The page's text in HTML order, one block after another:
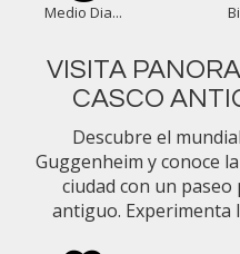
Medio Dia...
VISITA
CASCO
Descubre el
Guggenheim y conoce
ciudad con un
antiguo. Experimenta